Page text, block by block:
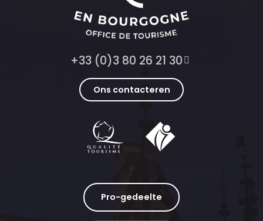
+33 (0)3 80 26 21 30
Ons contacteren
Pro-gedeelte